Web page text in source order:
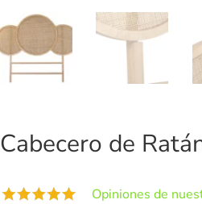
Cabecero de
Opiniones de